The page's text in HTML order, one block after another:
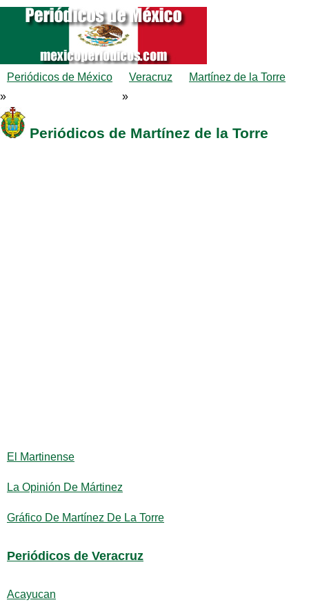
Periódicos de México
»
Veracruz
»
Martínez de la Torre
Periódicos de Martínez de la Torre
El Martinense
La Opinión De Mártinez
Gráfico De Martínez De La Torre
Periódicos de Veracruz
Acayucan